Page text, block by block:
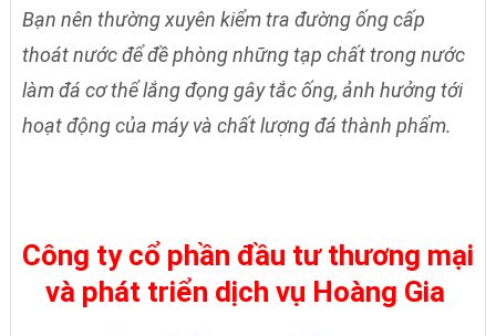
Bạn nên thường xuyên kiểm tra đường ống cấp
thoát nước để đề phòng những tạp chất trong nước
làm đá cơ thể lắng đọng gây tắc ống, ảnh hưởng tới
hoạt động của máy và chất lượng đá thành phẩm.
Công ty cổ phần đầu tư thương mại
và phát triển dịch vụ Hoàng Gia